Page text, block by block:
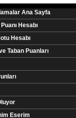
Ana Sayfa
Hesabı
Hesabı
Taban Puanları
Eserim